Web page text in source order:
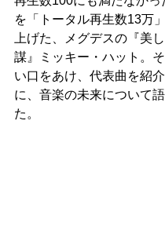
を「トータル再生数13万
上げた、メグデスの『美
謀』ミッキー・ハット。
い口をあけ、代表曲を紹
に、音楽の未来について
た。